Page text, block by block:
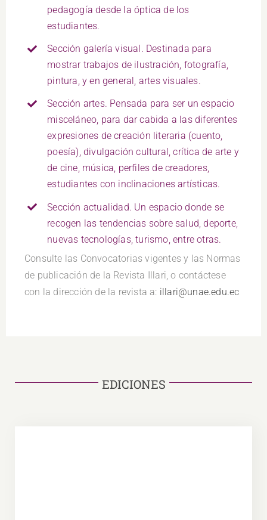
pedagogía desde la óptica de los
estudiantes.
Sección galería visual. Destinada para
mostrar trabajos de ilustración, fotografía,
pintura, y en general, artes visuales.
Sección artes. Pensada para ser un espacio
misceláneo, para dar cabida a las diferentes
expresiones de creación literaria (cuento,
poesía), divulgación cultural, crítica de arte y
de cine, música, perfiles de creadores,
estudiantes con inclinaciones artísticas.
Sección actualidad. Un espacio donde se
recogen las tendencias sobre salud, deporte,
nuevas tecnologías, turismo, entre otras.
Consulte las Convocatorias vigentes y las Normas
de publicación de la Revista Illari, o contáctese
con la dirección de la revista a: illari@unae.edu.ec
EDICIONES